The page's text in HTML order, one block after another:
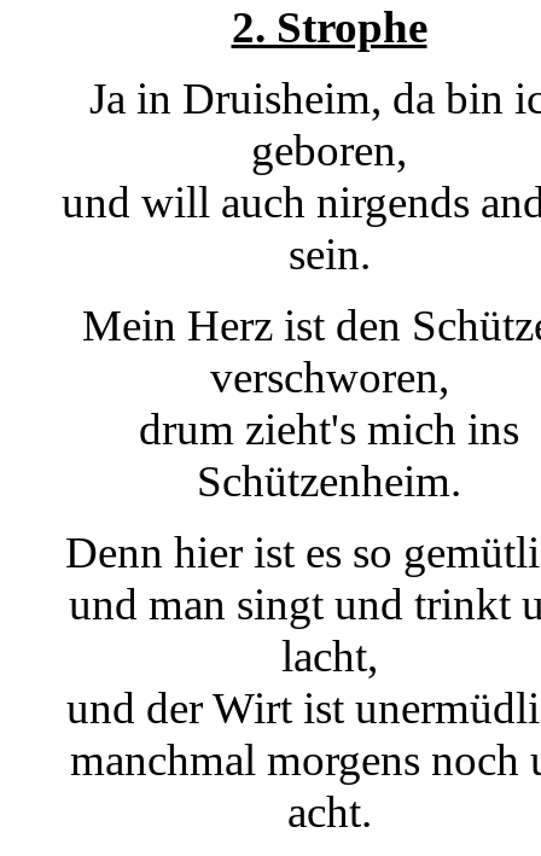
2. Strophe
Ja in Druisheim, da bin
geboren,
und will auch nirgends
sein.
Mein Herz ist den
verschworen,
drum zieht's mich ins
Schützenheim.
Denn hier ist es so
und man singt und trinkt
lacht,
und der Wirt ist
manchmal morgens noch
acht.